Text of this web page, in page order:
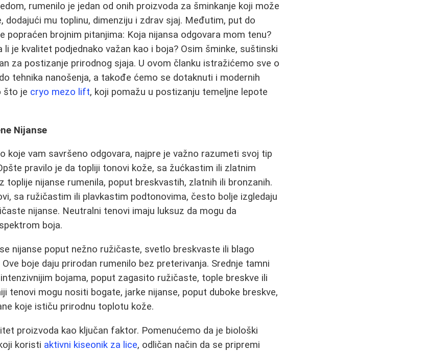
rumenilo je jedan od onih proizvoda za šminkanje koji može
mu toplinu, dimenziju i zdrav sjaj. Međutim, put do
popraćen brojnim pitanjima: Koja nijansa odgovara mom tenu?
li je kvalitet podjednako važan kao i boja? Osim šminke, suštinski
za postizanje prirodnog sjaja. U ovom članku istražićemo sve o
tehnika nanošenja, a takođe ćemo se dotaknuti i modernih
što je cryo mezo lift, koji pomažu u postizanju temeljne lepote
Nijanse
koje vam savršeno odgovara, najpre je važno razumeti svoj tip
pravilo je da topliji tonovi kože, sa žućkastim ili zlatnim
toplije nijanse rumenila, poput breskvastih, zlatnih ili bronzanih.
sa ružičastim ili plavkastim podtonovima, često bolje izgledaju
nijanse. Neutralni tenovi imaju luksuz da mogu da
boja.
nijanse poput nežno ružičaste, svetlo breskvaste ili blago
boje daju prirodan rumenilo bez preterivanja. Srednje tamni
bojama, poput zagasito ružičaste, tople breskve ili
tenovi mogu nositi bogate, jarke nijanse, poput duboke breskve,
koje ističu prirodnu toplotu kože.
proizvoda kao ključan faktor. Pomenućemo da je biološki
koristi aktivni kiseonik za lice, odličan način da se pripremi